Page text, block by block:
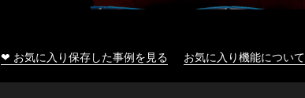
❤ お気に入り保存した事例を見る お気に入り機能について